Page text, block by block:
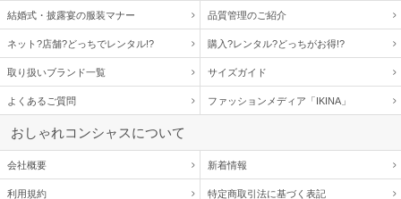
結婚式・披露宴の服装マナー 品質管理のご紹介
ネット?店舗?どっちでレンタル!? 購入?レンタル?どっちがお得!?
取り扱いブランド一覧 サイズガイド
よくあるご質問 ファッションメディア「IKINA」
おしゃれコンシャスについて
会社概要 新着情報
利用規約 特定商取引法に基づく表記